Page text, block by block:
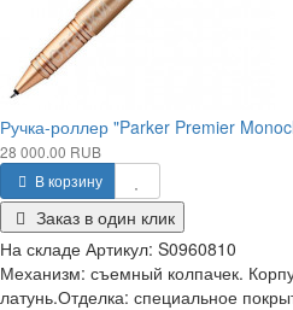
Ручка-роллер "Parker Premier
28 000.00 RUB
В корзину
Заказ в один клик
На складе Артикул: S0960810
Механизм: съемный колпачек.
латунь.Отделка: специальное